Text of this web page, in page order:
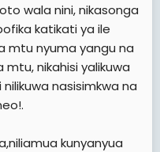
wala nini, nikasonga
katikati ya ile
mtu nyuma yangu na
mtu, nikahisi yalikuwa
nasisimkwa na
kunyanyua